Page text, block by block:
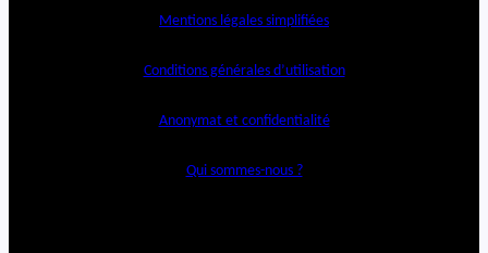
Mentions légales simplifiées
Conditions générales d’utilisation
Anonymat et confidentialité
Qui sommes-nous ?